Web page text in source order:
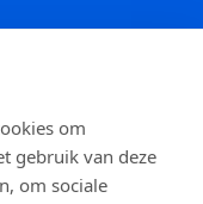
om
gebruik van deze
om sociale